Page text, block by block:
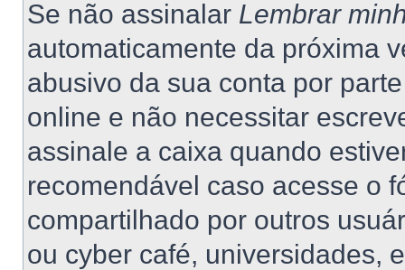
Se não assinalar Lembrar
automaticamente da próxima
abusivo da sua conta por
online e não necessitar
assinale a caixa quando
recomendável caso acesse o
compartilhado por outros
ou cyber café, universidades,